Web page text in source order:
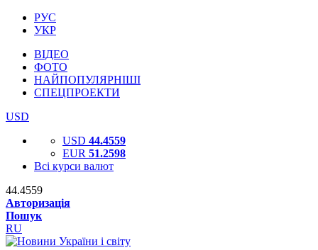
РУС
УКР
ВІДЕО
ФОТО
НАЙПОПУЛЯРНІШІ
СПЕЦПРОЕКТИ
USD
USD 44.4559
EUR 51.2598
Всі курси валют
44.4559
Авторизація
Пошук
RU